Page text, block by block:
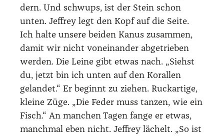
dern. Und schwups, ist der Stein schon
unten. Jef­frey legt den Kopf auf die Sei­te.
Ich hal­te unse­re bei­den Kanus zusam­men,
damit wir nicht von­ein­an­der abge­trie­ben
wer­den. Die Lei­ne gibt etwas nach. „Siehst
du, jetzt bin ich unten auf den Koral­len
gelan­det.“ Er beginnt zu zie­hen. Ruck­ar­ti­ge,
klei­ne Züge. „Die Feder muss tan­zen, wie ein
Fisch.“ An man­chen Tagen fan­ge er etwas,
manch­mal eben nicht. Jef­frey lächelt. „So ist